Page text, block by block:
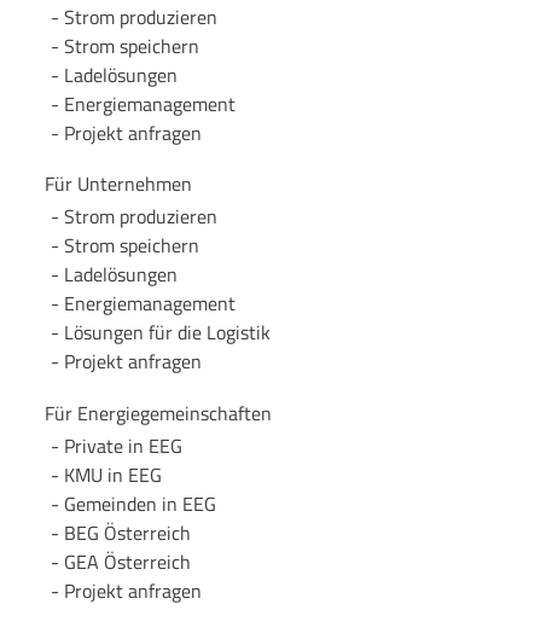
Strom produzieren
Strom speichern
Lade­lösungen
Energie­management
Projekt anfragen
Für Unternehmen
Strom produzieren
Strom speichern
Lade­lösungen
Energie­management
Lösungen für die Logistik
Projekt anfragen
Für Energie­gemeinschaften
Private in EEG
KMU in EEG
Gemeinden in EEG
BEG Österreich
GEA Österreich
Projekt anfragen